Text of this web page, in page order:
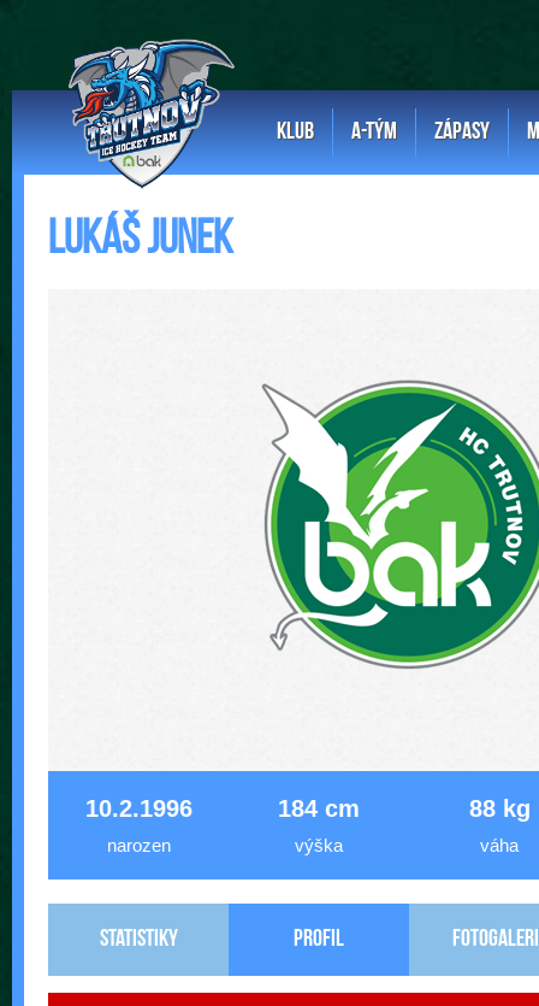
KLUB A-TÝM ZÁPASY
Lukáš Junek
10.2.1996
narozen
184 cm
výška
88 kg
váha
Statistiky Profil